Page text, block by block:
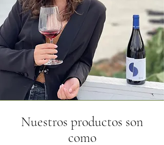
Nuestros productos son
como